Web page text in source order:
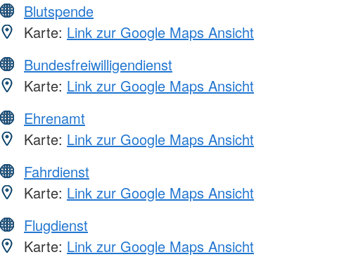
Blutspende
Karte: Link zur Google Maps Ansicht
Bundesfreiwilligendienst
Karte: Link zur Google Maps Ansicht
Ehrenamt
Karte: Link zur Google Maps Ansicht
Fahrdienst
Karte: Link zur Google Maps Ansicht
Flugdienst
Karte: Link zur Google Maps Ansicht